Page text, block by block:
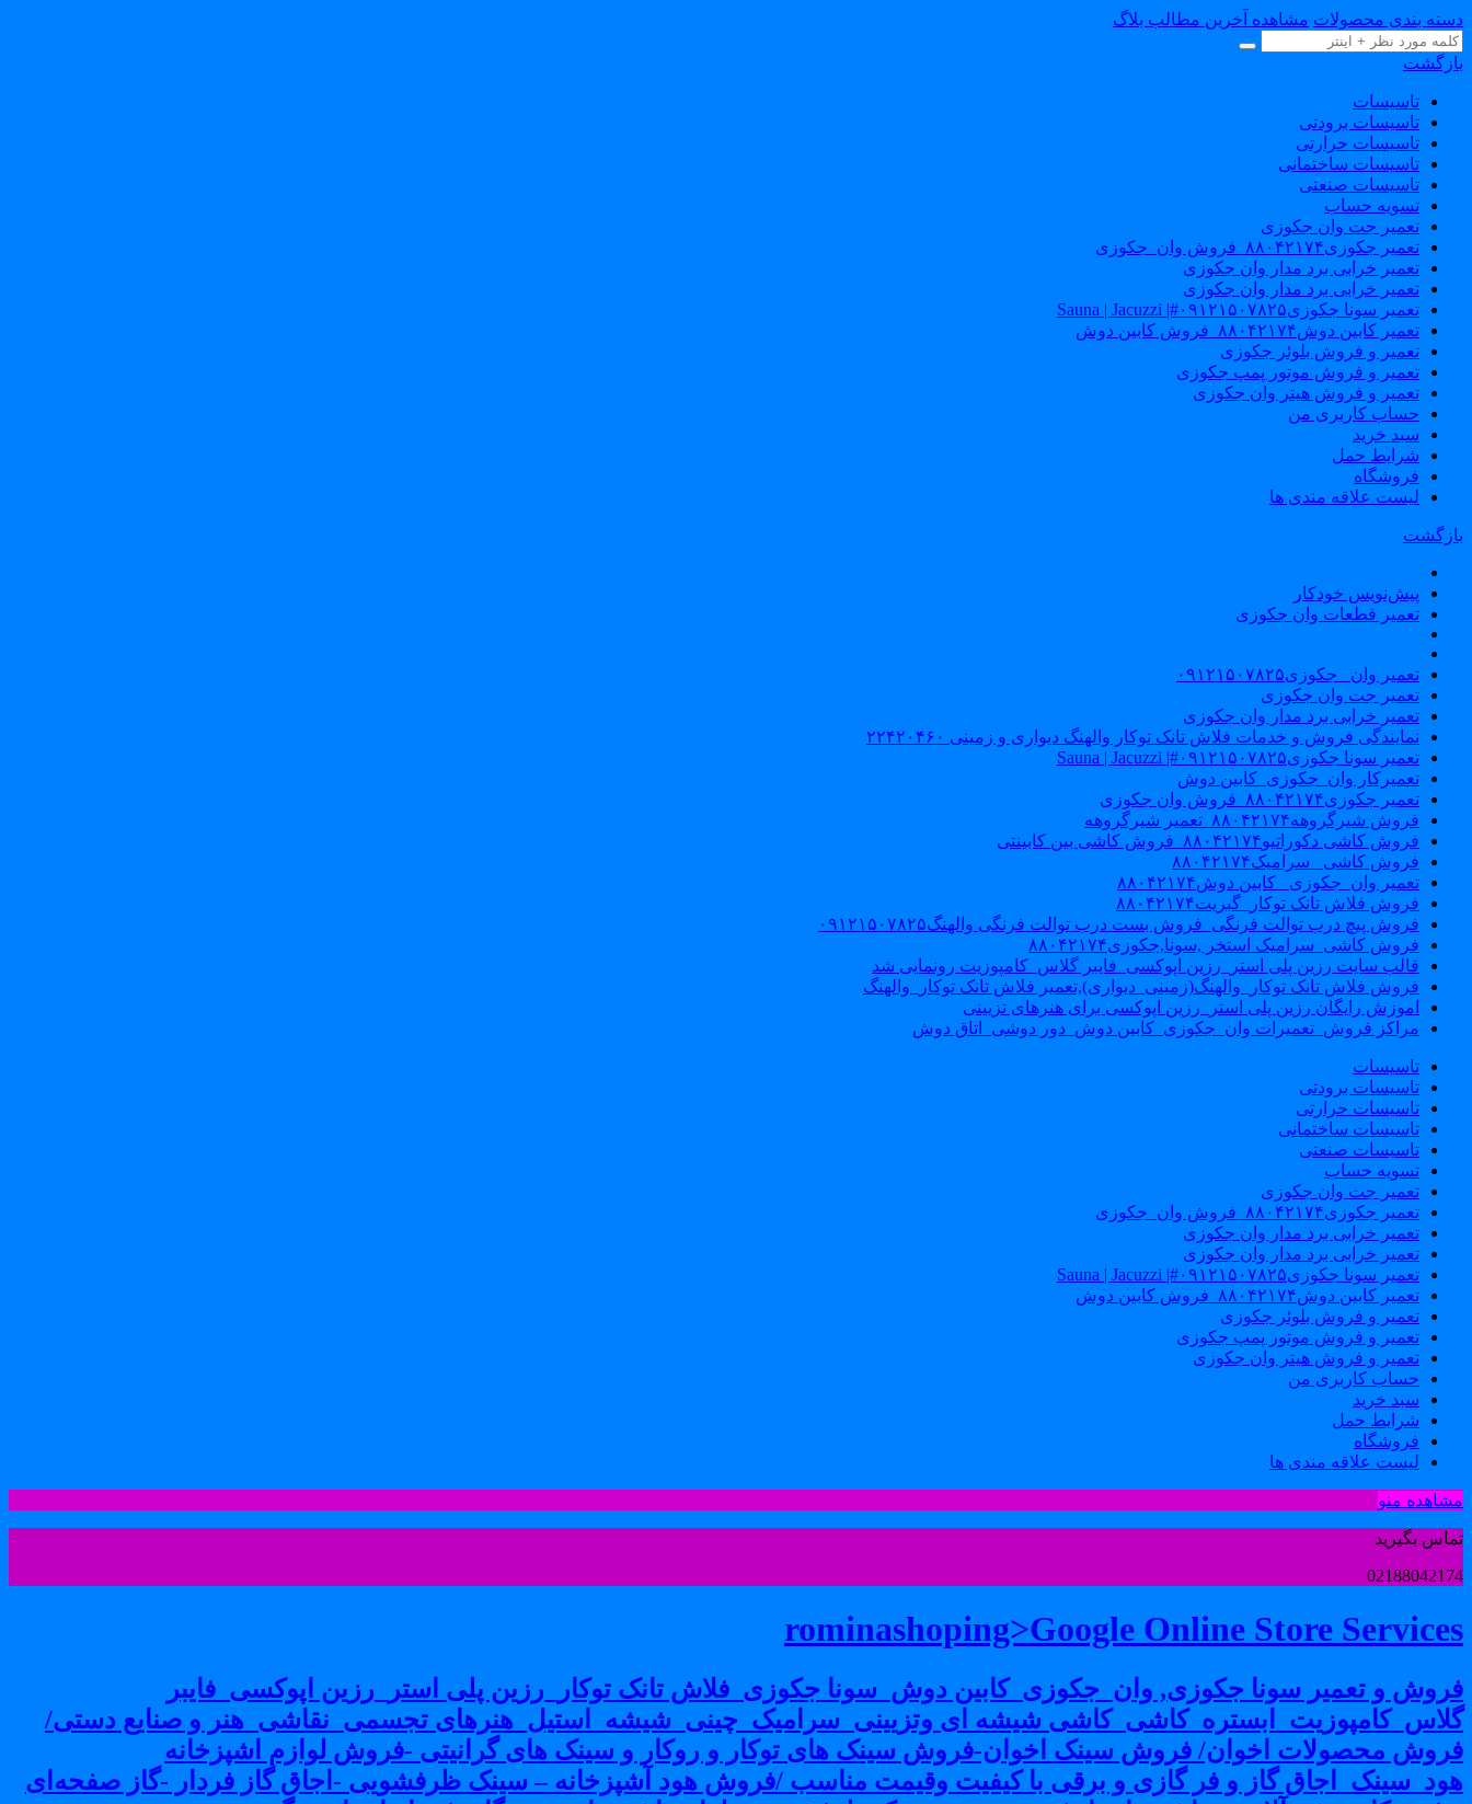
دسته بندی محصولات مشاهده آخرین مطالب بلاگ
بازگشت
تاسیسات
تاسیسات برودتی
تاسیسات حرارتی
تاسیسات ساختمانی
تاسیسات صنعتی
تسویه حساب
تعمیر جت وان جکوزی
تعمیر جکوزی۸۸۰۴۲۱۷۴_فروش وان_جکوزی
تعمیر خرابی برد مدار وان جکوزی
تعمیر خرابی برد مدار وان جکوزی
تعمیر سونا جکوزی۰۹۱۲۱۵۰۷۸۲۵#| Sauna | Jacuzzi
تعمیر کابین دوش۸۸۰۴۲۱۷۴_فروش کابین دوش
تعمیر و فروش بلوئر جکوزی
تعمیر و فروش موتور پمپ جکوزی
تعمیر و فروش هیتر وان جکوزی
حساب کاربری من
سبد خرید
شرایط حمل
فروشگاه
لیست علاقه مندی ها
بازگشت
پیش‌نویس خودکار
تعمیر قطعات وان جکوزی
تعمیر وان _جکوزی۰۹۱۲۱۵۰۷۸۲۵
تعمیر جت وان جکوزی
تعمیر خرابی برد مدار وان جکوزی
نمایندگی فروش و خدمات فلاش تانک توکار والهنگ دیواری و زمینی ۲۲۴۲۰۴۶۰
تعمیر سونا جکوزی۰۹۱۲۱۵۰۷۸۲۵#| Sauna | Jacuzzi
تعمیرکار وان_جکوزی_کابین دوش
تعمیر جکوزی۸۸۰۴۲۱۷۴_فروش وان جکوزی
فروش شیرگروهه۸۸۰۴۲۱۷۴_تعمیر شیرگروهه
فروش کاشی دکوراتیو۸۸۰۴۲۱۷۴_فروش کاشی بین کابینتی
فروش کاشی _سرامیک۸۸۰۴۲۱۷۴
تعمیر وان_جکوزی_ کابین دوش۸۸۰۴۲۱۷۴
فروش فلاش تانک توکار_گبریت۸۸۰۴۲۱۷۴
فروش پیچ درب توالت فرنگی_فروش بست درب توالت فرنگی والهنگ۰۹۱۲۱۵۰۷۸۲۵
فروش کاشی_سرامیک استخر ,سونا,جکوزی۸۸۰۴۲۱۷۴
قالب سایت رزین پلی استر_رزین اپوکسی_فایبر گلاس_کامپوزیت رونمایی شد
فروش فلاش تانک توکار_والهنگ(زمینی_دیواری),تعمیر فلاش تانک توکار_والهنگ
اموزش رایگان رزین پلی استر_رزین اپوکسی برای هنرهای تزیینی
مراکز فروش_تعمیرات وان_جکوزی_کابین دوش_دور دوشی_اتاق دوش
تاسیسات
تاسیسات برودتی
تاسیسات حرارتی
تاسیسات ساختمانی
تاسیسات صنعتی
تسویه حساب
تعمیر جت وان جکوزی
تعمیر جکوزی۸۸۰۴۲۱۷۴_فروش وان_جکوزی
تعمیر خرابی برد مدار وان جکوزی
تعمیر خرابی برد مدار وان جکوزی
تعمیر سونا جکوزی۰۹۱۲۱۵۰۷۸۲۵#| Sauna | Jacuzzi
تعمیر کابین دوش۸۸۰۴۲۱۷۴_فروش کابین دوش
تعمیر و فروش بلوئر جکوزی
تعمیر و فروش موتور پمپ جکوزی
تعمیر و فروش هیتر وان جکوزی
حساب کاربری من
سبد خرید
شرایط حمل
فروشگاه
لیست علاقه مندی ها
مشاهده منو
تماس بگیرید
02188042174
rominashoping>Google Online Store Services
فروش و تعمیر سونا جکوزی, وان_جکوزی_کابین دوش_سونا جکوزی_فلاش تانک توکار_رزین پلی استر_رزین اپوکسی_فایبر
گلاس_کامپوزیت_ابستره_کاشی_کاشی شیشه ای وتزیینی_سرامیک_چینی_شیشه_استیل_هنرهای تجسمی_نقاشی_هنر و صنایع دستی/
فروش محصولات اخوان/ فروش سینک اخوان-فروش سینک های توکار و روکار و سینک های گرانیتی -فروش لوازم اشپزخانه
هود_سینک_اجاق گاز و فر گازی و برقی با کیفیت وقیمت مناسب /فروش هود آشپزخانه – سینک ظرفشویی -اجاق گاز فردار -گاز صفحه‌ای